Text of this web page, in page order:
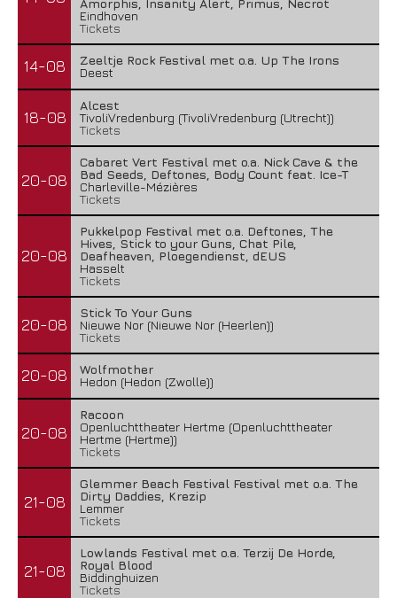
Amorphis, Insanity Alert, Primus, Necrot
Eindhoven
Tickets
14-08
Zeeltje Rock Festival met o.a. Up The Irons
Deest
18-08
Alcest
TivoliVredenburg (TivoliVredenburg (Utrecht))
Tickets
20-08
Cabaret Vert Festival met o.a. Nick Cave & the
Bad Seeds, Deftones, Body Count feat. Ice-T
Charleville-Mézières
Tickets
20-08
Pukkelpop Festival met o.a. Deftones, The
Hives, Stick to your Guns, Chat Pile,
Deafheaven, Ploegendienst, dEUS
Hasselt
Tickets
20-08
Stick To Your Guns
Nieuwe Nor (Nieuwe Nor (Heerlen))
Tickets
20-08
Wolfmother
Hedon (Hedon (Zwolle))
20-08
Racoon
Openluchttheater Hertme (Openluchttheater
Hertme (Hertme))
Tickets
21-08
Glemmer Beach Festival Festival met o.a. The
Dirty Daddies, Krezip
Lemmer
Tickets
21-08
Lowlands Festival met o.a. Terzij De Horde,
Royal Blood
Biddinghuizen
Tickets